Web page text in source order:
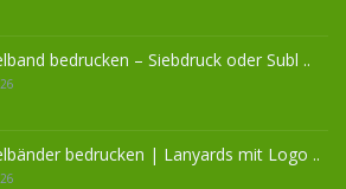
bedrucken – Siebdruck oder Subl ..
bedrucken | Lanyards mit Logo ..